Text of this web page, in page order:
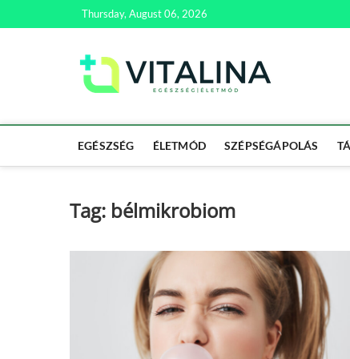
to
Thursday, August 06, 2026
EGÉSZSÉG ÉLETMÓD SZÉPSÉGÁPOLÁS
Tag: bélmikrobiom